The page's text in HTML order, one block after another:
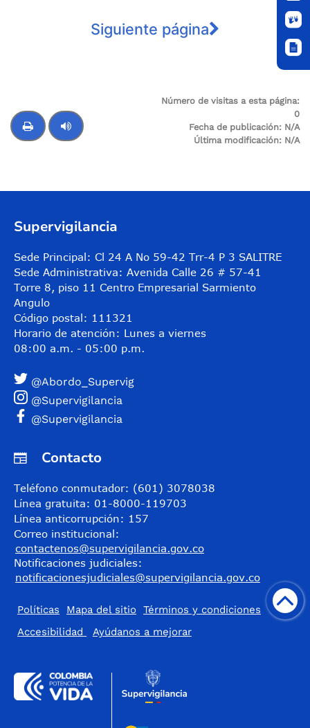
Siguiente página
Número de visitas a esta página:
0
Fecha de publicación: N/A
Última modificación: N/A
Supervigilancia
Sede Principal: Cl 24 A No 59-42 Trr-4 P 3 SALITRE
Sede Administrativa: Avenida Calle 26 # 57-41
Torre 8, piso 11 Centro Empresarial Sarmiento
Angulo
Código postal: 111321
Horario de atención: Lunes a viernes
08:00 a.m. - 05:00 p.m.
@Abordo_Supervig
@Supervigilancia
@Supervigilancia
Contacto
Teléfono conmutador: (601) 3078038
Línea gratuita: 01-8000-119703
Línea anticorrupción: 157
Correo institucional:
contactenos@supervigilancia.gov.co
Notificaciones judiciales:
notificacionesjudiciales@supervigilancia.gov.co
Políticas Mapa del sitio
Términos y condiciones
Accesibilidad
​Ayúdanos a mejorar